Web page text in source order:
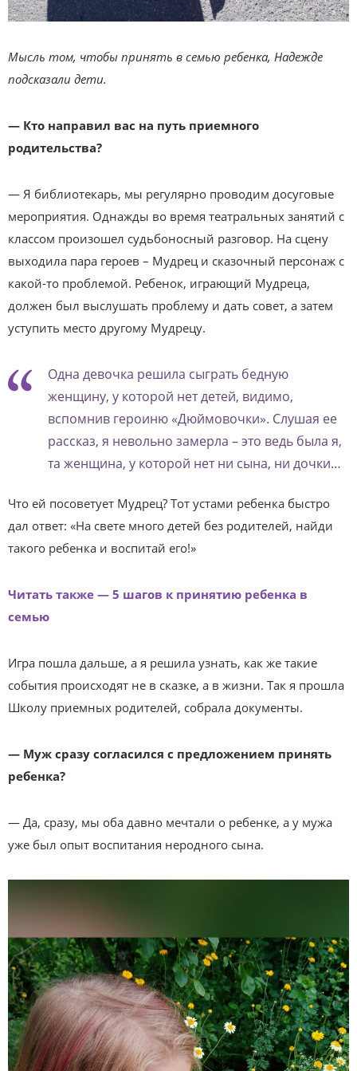
Мысль том, чтобы принять в семью ребенка, Надежде
подсказали дети.
— Кто направил вас на путь приемного
родительства?
— Я библиотекарь, мы регулярно проводим досуговые
мероприятия. Однажды во время театральных занятий с
классом произошел судьбоносный разговор. На сцену
выходила пара героев – Мудрец и сказочный персонаж с
какой-то проблемой. Ребенок, играющий Мудреца,
должен был выслушать проблему и дать совет, а затем
уступить место другому Мудрецу.
Одна девочка решила сыграть бедную
женщину, у которой нет детей, видимо,
вспомнив героиню «Дюймовочки». Слушая ее
рассказ, я невольно замерла – это ведь была я,
та женщина, у которой нет ни сына, ни дочки…
Что ей посоветует Мудрец? Тот устами ребенка быстро
дал ответ: «На свете много детей без родителей, найди
такого ребенка и воспитай его!»
Читать также — 5 шагов к принятию ребенка в
семью
Игра пошла дальше, а я решила узнать, как же такие
события происходят не в сказке, а в жизни. Так я прошла
Школу приемных родителей, собрала документы.
— Муж сразу согласился с предложением принять
ребенка?
— Да, сразу, мы оба давно мечтали о ребенке, а у мужа
уже был опыт воспитания неродного сына.